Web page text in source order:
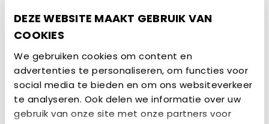
DEZE WEBSITE MAAKT GEBRUIK VAN
COOKIES
We gebruiken cookies om content en
advertenties te personaliseren, om functies voor
social media te bieden en om ons websiteverkeer
te analyseren. Ook delen we informatie over uw
gebruik van onze site met onze partners voor
Groningen en op zondag op de Zernike Campus.
langs? De toegang is gratis en opgeven is niet
nodig. Kijk op
www.zpannendzernike.nl
voor meer
informatie en het gehele programma.